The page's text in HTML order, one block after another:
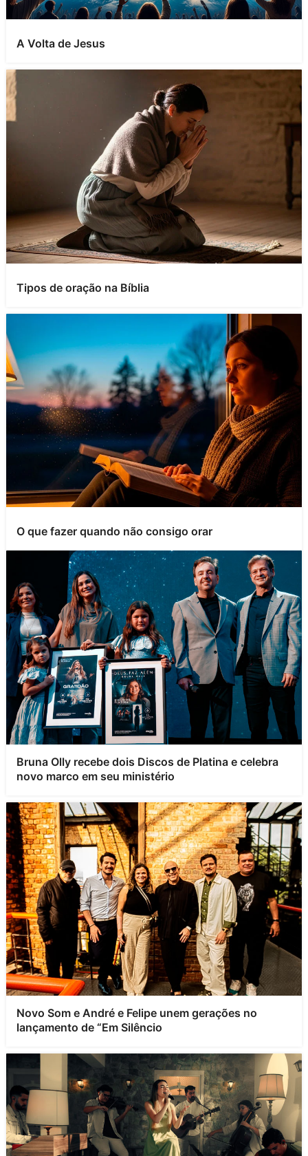
A Volta de Jesus
Tipos de oração na Bíblia
O que fazer quando não consigo orar
Bruna Olly recebe dois Discos de Platina e celebra
novo marco em seu ministério
Novo Som e André e Felipe unem gerações no
lançamento de “Em Silêncio